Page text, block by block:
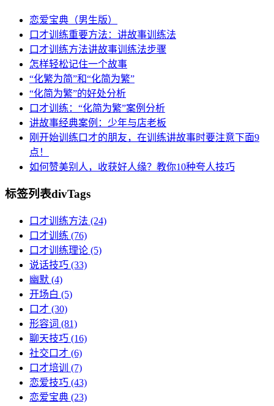
恋爱宝典（男生版）
口才训练重要方法：讲故事训练法
口才训练方法讲故事训练法步骤
怎样轻松记住一个故事
“化繁为简”和“化简为繁”
“化简为繁”的好处分析
口才训练：“化简为繁”案例分析
讲故事经典案例：少年与店老板
刚开始训练口才的朋友，在训练讲故事时要注意下面9
点！
如何赞美别人，收获好人缘？教你10种夸人技巧
标签列表divTags
口才训练方法 (24)
口才训练 (76)
口才训练理论 (5)
说话技巧 (33)
幽默 (4)
开场白 (5)
口才 (30)
形容词 (81)
聊天技巧 (16)
社交口才 (6)
口才培训
(7)
恋爱技巧 (43)
恋爱宝典 (23)